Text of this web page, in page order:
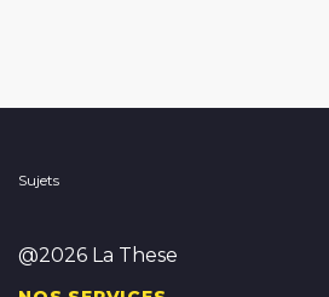
Sujets
@2026 La These